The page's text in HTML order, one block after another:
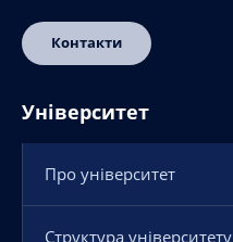
Контакти
Університет
Про університет
Структура університету